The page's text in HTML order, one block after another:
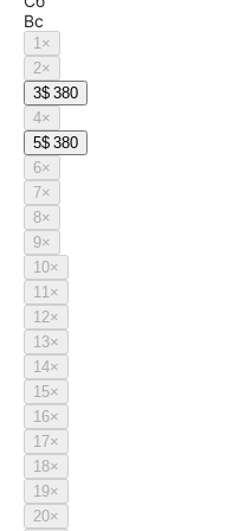
Вс
1×
2×
3$ 380
4×
5$ 380
6×
7×
8×
9×
10×
11×
12×
13×
14×
15×
16×
17×
18×
19×
20×